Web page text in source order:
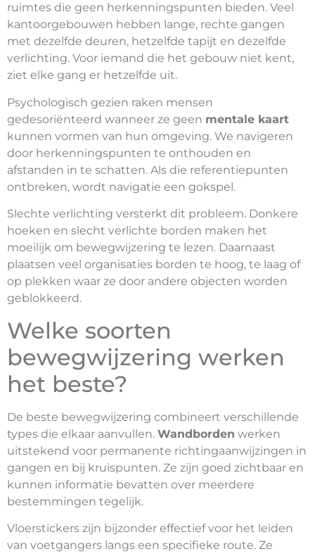
ruimtes die geen herkenningspunten bieden. Veel
kantoorgebouwen hebben lange, rechte gangen
met dezelfde deuren, hetzelfde tapijt en dezelfde
verlichting. Voor iemand die het gebouw niet kent,
ziet elke gang er hetzelfde uit.
Psychologisch gezien raken mensen
gedesoriënteerd wanneer ze geen mentale kaart
kunnen vormen van hun omgeving. We navigeren
door herkenningspunten te onthouden en
afstanden in te schatten. Als die referentiepunten
ontbreken, wordt navigatie een gokspel.
Slechte verlichting versterkt dit probleem. Donkere
hoeken en slecht verlichte borden maken het
moeilijk om bewegwijzering te lezen. Daarnaast
plaatsen veel organisaties borden te hoog, te laag of
op plekken waar ze door andere objecten worden
geblokkeerd.
Welke soorten
bewegwijzering werken
het beste?
De beste bewegwijzering combineert verschillende
types die elkaar aanvullen. Wandborden werken
uitstekend voor permanente richtingaanwijzingen in
gangen en bij kruispunten. Ze zijn goed zichtbaar en
kunnen informatie bevatten over meerdere
bestemmingen tegelijk.
Vloerstickers zijn bijzonder effectief voor het leiden
van voetgangers langs een specifieke route. Ze